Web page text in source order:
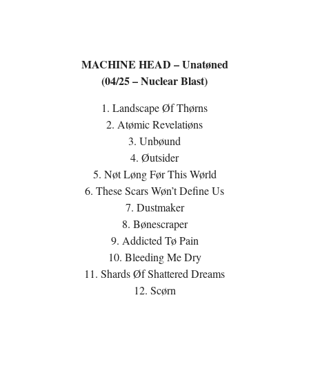
MACHINE HEAD – Unatøned
(04/25 – Nuclear Blast)
1. Landscape Øf Thørns
2. Atømic Revelatiøns
3. Unbøund
4. Øutsider
5. Nøt Løng Før This Wørld
6. These Scars Wøn’t Define Us
7. Dustmaker
8. Bønescraper
9. Addicted Tø Pain
10. Bleeding Me Dry
11. Shards Øf Shattered Dreams
12. Scørn